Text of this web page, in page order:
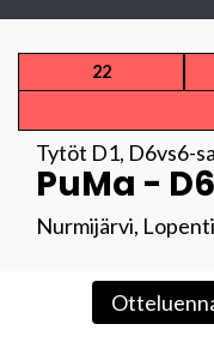
22
Tytöt D1, D6vs6-
PuMa -
Nurmijärvi,